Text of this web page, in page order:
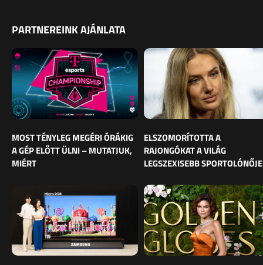
PARTNEREINK AJÁNLATA
MOST TÉNYLEG MEGÉRI ÓRÁKIG
A GÉP ELŐTT ÜLNI – MUTATJUK,
MIÉRT
ELSZOMORÍTOTTA A
RAJONGÓKAT A VILÁG
LEGSZEXISEBB SPORTOLÓNŐJE